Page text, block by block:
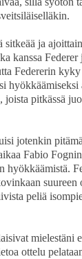
sitkeää ja
kanssa
Federerin
hyökkäämiseksi
pitkässä
jotenkin
Fabio
hyökkäämistä.
suureen
peliä
mielestäni
ottelu